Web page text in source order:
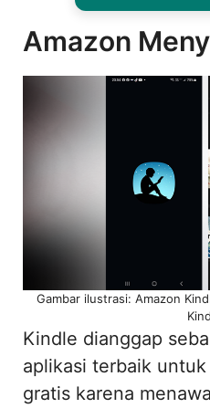
Amazon
Gambar ilustrasi: Amazon
Kindle dianggap
aplikasi terbaik
gratis karena